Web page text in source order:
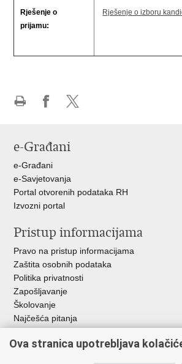
Rješenje o
prijamu:
Rješenje o izboru
Facebooku
X-
e-Građani
e-Građani
e-Savjetovanja
Portal otvorenih podataka RH
Izvozni portal
Pristup informacijama
Pravo na pristup informacijama
Zaštita osobnih podataka
Politika privatnosti
Zapošljavanje
Školovanje
Najčešća pitanja
Važne poveznice
Ova stranica upotrebljava